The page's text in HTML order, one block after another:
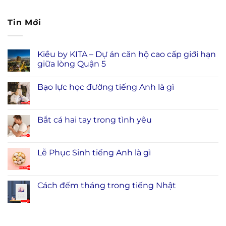
Tin Mới
Kiều by KITA – Dự án căn hộ cao cấp giới hạn
giữa lòng Quận 5
Bạo lực học đường tiếng Anh là gì
Bắt cá hai tay trong tình yêu
Lễ Phục Sinh tiếng Anh là gì
Cách đếm tháng trong tiếng Nhật